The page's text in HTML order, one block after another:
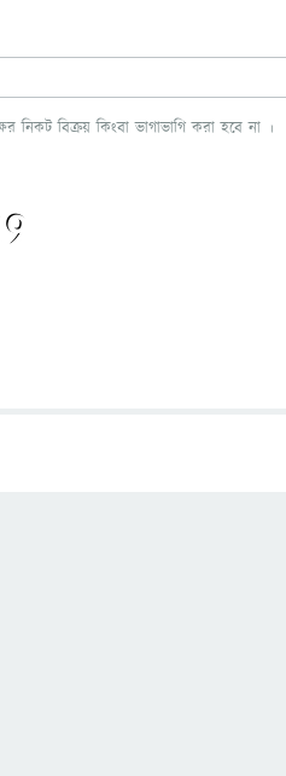
নিকট বিক্রয় কিংবা ভাগাভাগি করা হবে না ।